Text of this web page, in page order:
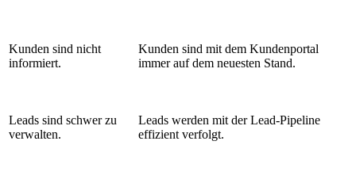
Kunden sind nicht
informiert.
Kunden sind mit dem Kundenportal
immer auf dem neuesten Stand.
Leads sind schwer zu
verwalten.
Leads werden mit der Lead-Pipeline
effizient verfolgt.